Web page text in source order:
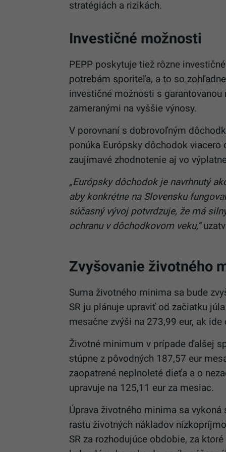
stratégiách a rizikách.
Investičné možnosti
PEPP poskytuje tiež rôzne
potrebám sporiteľa, a to so
investičné možnosti s
zameranými na vyššie výnosy.
V porovnaní s dobrovoľným
ponúka Európsky dôchodok
zaujímavé zhodnotenie aj vo
„Európsky dôchodok je navrhnutý
aby konkrétne na Slovensku
súčasný vývoj potvrdzuje, že má
ochranu v dôchodkovom veku,“
Zvyšovanie životného
Suma životného minima sa bude
SR ju plánuje upraviť od začiatku
mesačne zvýši na 273,99 eur, ak
Životné minimum v prípade ďalšej
stúpne z pôvodných 187,57 eur
zaopatrené neplnoleté dieťa a o
upravuje na 125,11 eur za mesiac.
Úprava životného minima sa
rastu životných nákladov
SR za rozhodujúce obdobie, za